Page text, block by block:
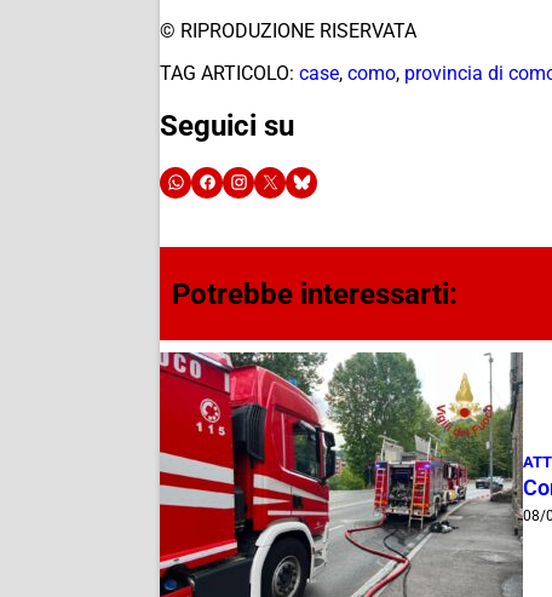
© RIPRODUZIONE RISERVATA
TAG ARTICOLO: case, como, provincia di
Seguici su
Potrebbe interessarti:
08/